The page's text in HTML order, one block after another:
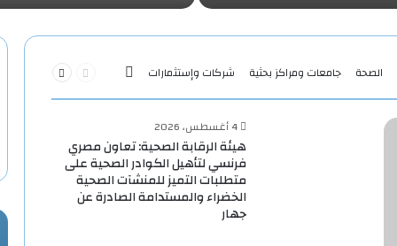
الصحة جامعات ومراكز بحثية شركات وإستثمارات
الصفحة
4 أغسطس، 2026
هيئة الرقابة الصحية: تعاون مصري
فرنسي لتأهيل الكوادر الصحية على
متطلبات التميز للمنشآت الصحية
الخضراء والمستدامة الصادرة عن
جهار